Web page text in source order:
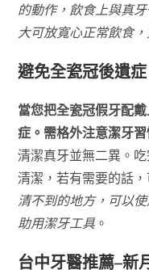
的動作，飲食上與真
大可放寬心正常飲食
避免全瓷冠後遺
當您把全瓷冠假牙配
症。需格外注意潔牙
清潔真牙並無二異。
清潔，若有需要的話
清不到的地方，可以
助用潔牙工具 。
台中牙醫推薦–新